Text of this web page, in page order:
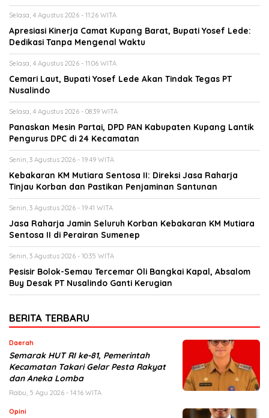
Selasa, 4 Agustus 2026 - 11:26 WITA
Apresiasi Kinerja Camat Kupang Barat, Bupati Yosef Lede:
Dedikasi Tanpa Mengenal Waktu
Selasa, 4 Agustus 2026 - 11:06 WITA
Cemari Laut, Bupati Yosef Lede Akan Tindak Tegas PT
Nusalindo
Selasa, 4 Agustus 2026 - 08:39 WITA
Panaskan Mesin Partai, DPD PAN Kabupaten Kupang Lantik
Pengurus DPC di 24 Kecamatan
Senin, 3 Agustus 2026 - 19:49 WITA
Kebakaran KM Mutiara Sentosa II: Direksi Jasa Raharja
Tinjau Korban dan Pastikan Penjaminan Santunan
Senin, 3 Agustus 2026 - 19:41 WITA
Jasa Raharja Jamin Seluruh Korban Kebakaran KM Mutiara
Sentosa II di Perairan Sumenep
Senin, 3 Agustus 2026 - 10:35 WITA
Pesisir Bolok-Semau Tercemar Oli Bangkai Kapal, Absalom
Buy Desak PT Nusalindo Ganti Kerugian
BERITA TERBARU
Daerah
Semarak HUT RI ke-81, Pemerintah
Kecamatan Takari Gelar Pesta Rakyat
dan Aneka Lomba
Rabu, 5 Agu 2026 - 14:16 WITA
Opini